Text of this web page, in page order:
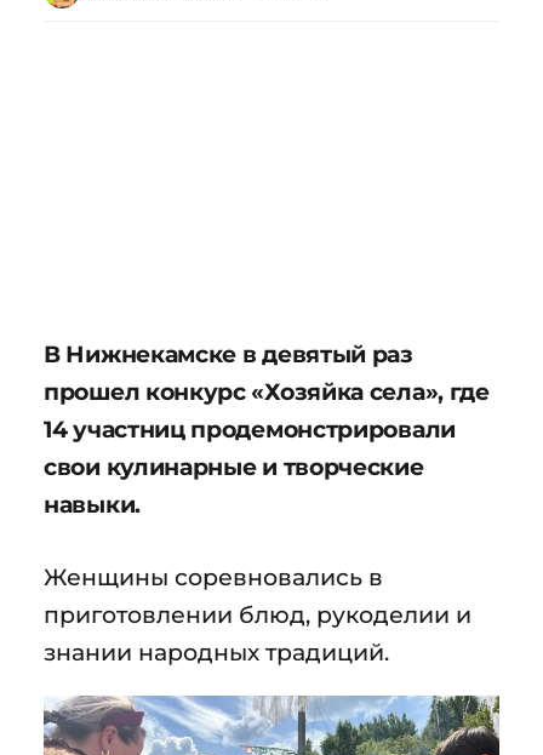
В Нижнекамске в девятый раз
прошел конкурс «Хозяйка села», где
14 участниц продемонстрировали
свои кулинарные и творческие
навыки.
Женщины соревновались в
приготовлении блюд, рукоделии и
знании народных традиций.